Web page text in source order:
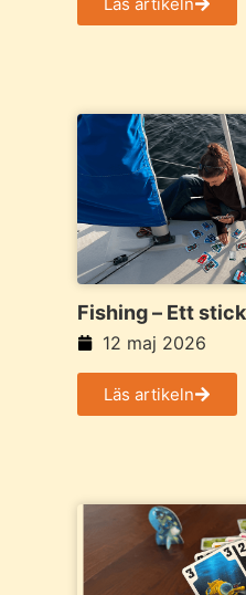
Fishing – Ett
vågor av strategi
12 maj 2026
Läs artikeln